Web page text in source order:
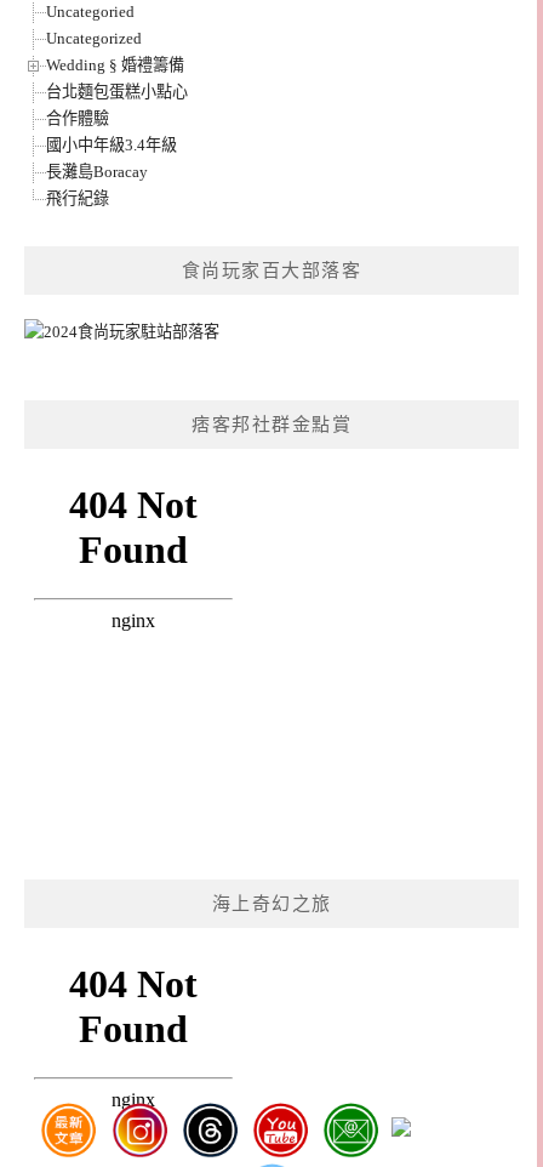
Uncategoried
Uncategorized
Wedding § 婚禮籌備
台北麵包蛋糕小點心
合作體驗
國小中年級3.4年級
長灘島Boracay
飛行紀錄
食尚玩家百大部落客
痞客邦社群金點賞
海上奇幻之旅